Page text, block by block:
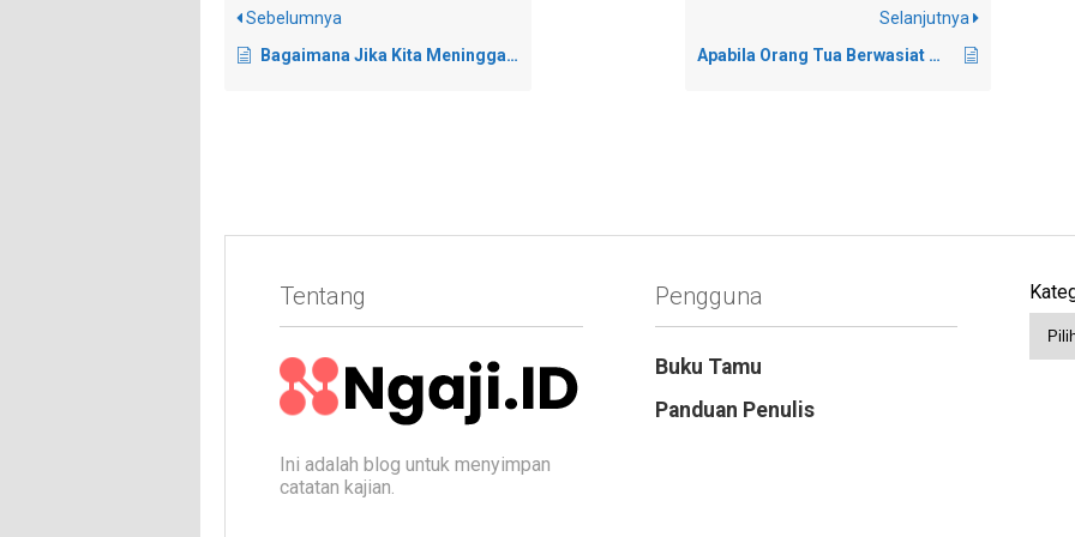
Sebelumnya
Bagaimana Jika Kita Meninggal Tidak Punya Anak?
Selanjutnya
Apabila Orang Tua Berwasiat Meminta Dibacakan Surat Yasin
Tentang
Ini adalah blog untuk menyimpan
catatan kajian.
Pengguna
Buku Tamu
Panduan Penulis